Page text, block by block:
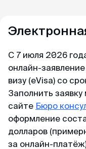
Приятное
Первый раз
быстро,
всë разъяснили
за помощь, буду
и
спасибо 🙏💕
Пользователям
Договор-
Читай также
С 7 июля 2026
онлайн-
визу (eVisa) со
Заполнить
сайте Бюро
оформление
долларов
за онлайн-